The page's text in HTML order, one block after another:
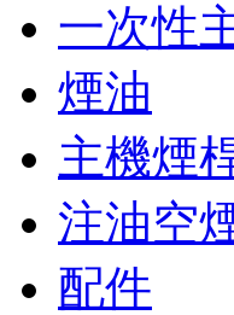
一次性
煙油
主機煙
注油空
配件